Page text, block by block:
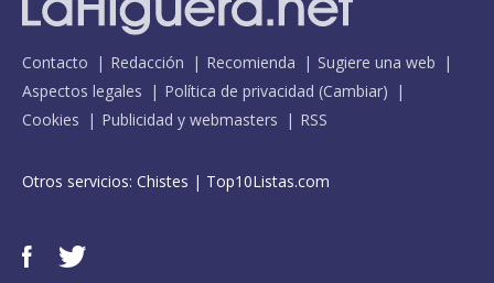
Contacto Redacción Recomienda
Sugiere una web
Aspectos legales
Política de privacidad (Cambiar)
Cookies
Publicidad y webmasters RSS
Otros servicios: Chistes | Top10Listas.com